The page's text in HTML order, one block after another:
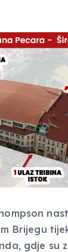
Brijegu
gdje su